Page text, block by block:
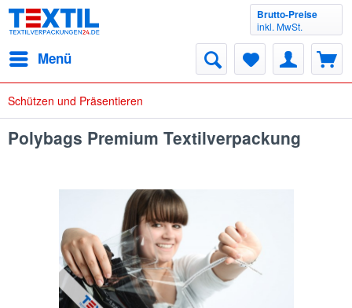
Menü
Brutto-Preise
inkl. MwSt.
Schützen und Präsentieren
Polybags Premium Textilverpackung